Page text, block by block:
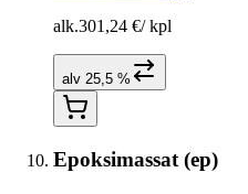
alk.301,24 €/ kpl
alv 25,5 %
Epoksimassat (ep)